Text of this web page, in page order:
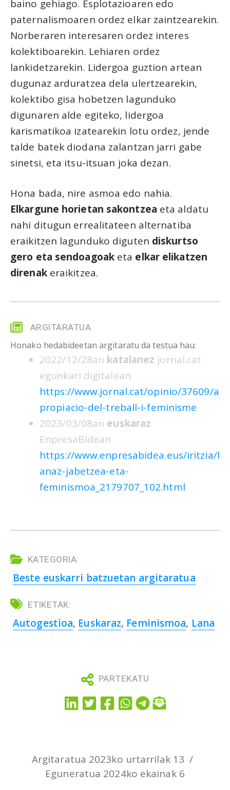
baino gehiago. Esplotazioaren edo
paternalismoaren ordez elkar zaintzearekin.
Norberaren interesaren ordez interes
kolektiboarekin. Lehiaren ordez
lankidetzarekin. Lidergoa guztion artean
dugunaz arduratzea dela ulertzearekin,
kolektibo gisa hobetzen lagunduko
digunaren alde egiteko, lidergoa
karismatikoa izatearekin lotu ordez, jende
talde batek diodana zalantzan jarri gabe
sinetsi, eta itsu-itsuan joka dezan.
Hona bada, nire asmoa edo nahia.
Elkargune horietan sakontzea eta aldatu
nahi ditugun errealitateen alternatiba
eraikitzen lagunduko diguten diskurtso
gero eta sendoagoaketa elkar elikatzen
direnakeraikitzea.
ARGITARATUA
Honako hedabideetan argitaratu da testua hau:
2022/12/28an katalanez jornal.cat
egunkari digitalean.
https://www.jornal.cat/opinio/37609/a
propiacio-del-treball-i-feminisme
2023/03/08an euskaraz
EnpresaBidean.
https://www.enpresabidea.eus/iritzia/l
anaz-jabetzea-eta-
feminismoa_2179707_102.html
KATEGORIA:
Beste euskarri batzuetan argitaratua
ETIKETAK:
Autogestioa, Euskaraz, Feminismoa, Lana
PARTEKATU
Eguneratua 2024ko ekainak 6
Argitaratua 2023ko urtarrilak 13